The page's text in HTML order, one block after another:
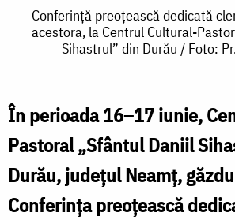
Conferință
preoțească
și
familiilor
acestora,
la
Conferință preoțească dedicată
acestora, la Centrul Cultural-
Sihastrul” din Durău / Foto:
În perioada 16–17 iunie,
Pastoral „Sfântul Daniil
Durău, județul Neamț,
Conferința preoțească